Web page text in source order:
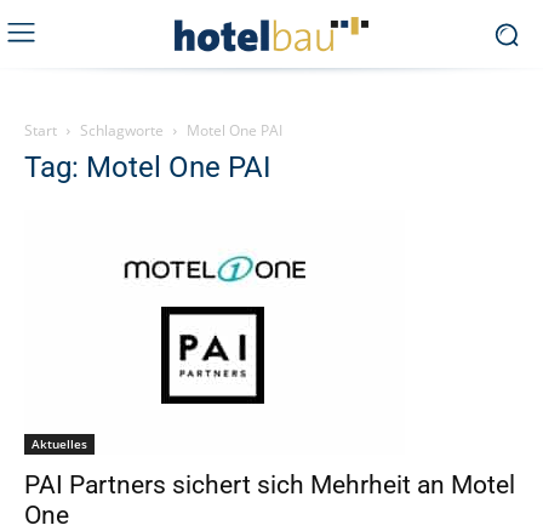
Start Schlagworte Motel One PAI
Tag: Motel One PAI
Aktuelles
PAI Partners sichert sich Mehrheit an Motel
One